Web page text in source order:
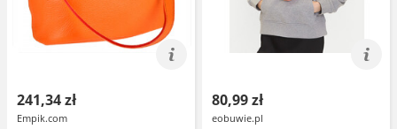
241,34 zł
Empik.com
80,99 zł
eobuwie.pl